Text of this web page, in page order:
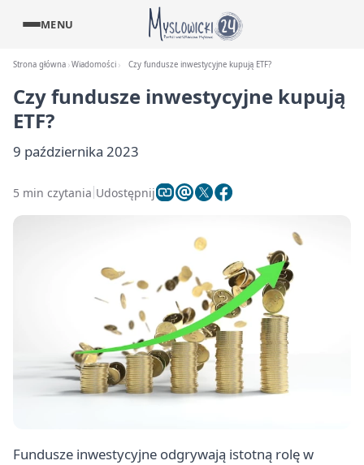
MENU
Strona główna Wiadomości Czy fundusze inwestycyjne kupują ETF?
Czy fundusze inwestycyjne kupują
ETF?
9 października 2023
5 min czytania Udostępnij
Fundusze inwestycyjne odgrywają istotną rolę w